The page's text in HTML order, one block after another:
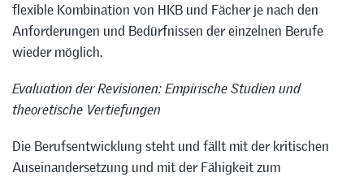
flexible Kombination von HKB und Fächer je nach den
Anforderungen und Bedürfnissen der einzelnen Berufe
wieder möglich.
Evaluation der Revisionen: Empirische Studien und
theoretische Vertiefungen
Die Berufsentwicklung steht und fällt mit der kritischen
Auseinandersetzung und mit der Fähigkeit zum